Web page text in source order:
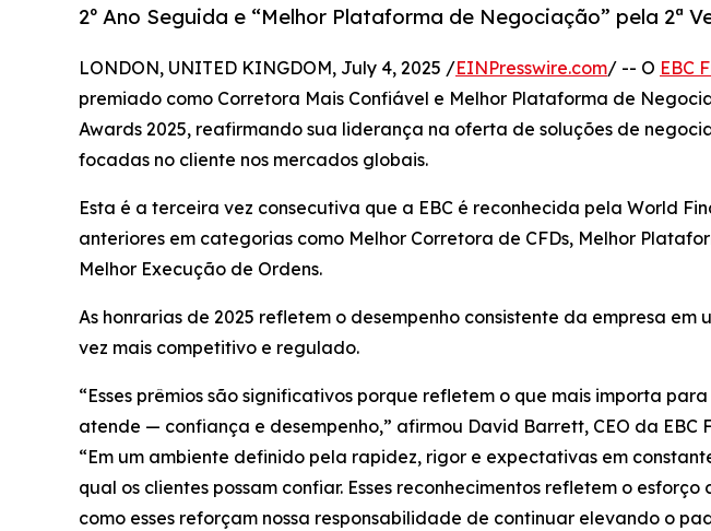
2º Ano Seguida e “Melhor Plataforma de Negociação” pela 2ª
LONDON, UNITED KINGDOM, July 4, 2025 /EINPresswire.com/ -- O EBC
premiado como Corretora Mais Confiável e Melhor Plataforma de
Awards 2025, reafirmando sua liderança na oferta de soluções de
focadas no cliente nos mercados globais.
Esta é a terceira vez consecutiva que a EBC é reconhecida pela World
anteriores em categorias como Melhor Corretora de CFDs, Melhor
Melhor Execução de Ordens.
As honrarias de 2025 refletem o desempenho consistente da empresa
vez mais competitivo e regulado.
“Esses prêmios são significativos porque refletem o que mais importa
atende — confiança e desempenho,” afirmou David Barrett, CEO da EBC
“Em um ambiente definido pela rapidez, rigor e expectativas em
qual os clientes possam confiar. Esses reconhecimentos refletem o
como esses reforçam nossa responsabilidade de continuar elevando o